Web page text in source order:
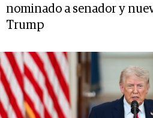
nominado a senador y
Trump